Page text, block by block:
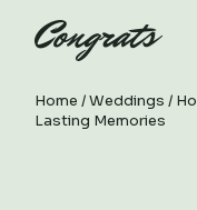
Home Weddings
Lasting Memories